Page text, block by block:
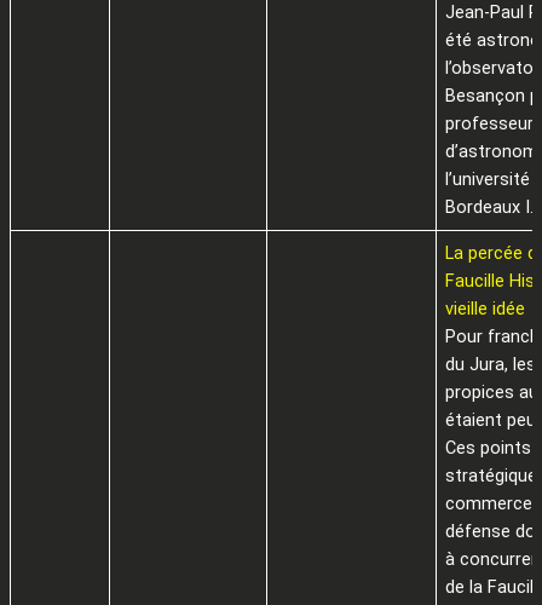
Jean-Paul
été
Besançon
professeur
l’université
Bordeaux I.
La percée
Faucille
vieille idée
Pour
du Jura,
propices
étaient peu
Ces points
commerce
défense
à
de la